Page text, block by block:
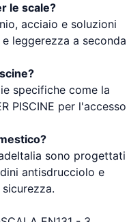
le scale?
acciaio e soluzioni
leggerezza a seconda
specifiche come la
PISCINE per l'accesso
sono progettati
antisdrucciolo e